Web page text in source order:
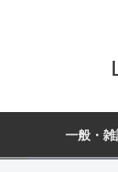
一般・雑